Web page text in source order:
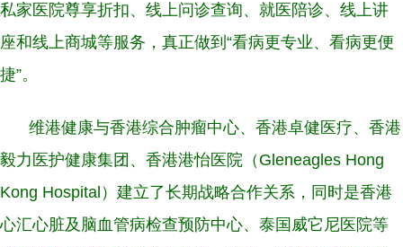
私家医院尊享折扣、线上问诊查询、就医陪诊、线上讲
座和线上商城等服务，真正做到“看病更专业、看病更便
捷”。
维港健康与香港综合肿瘤中心、香港卓健医疗、香港
毅力医护健康集团、香港港怡医院（ Gleneagles Hong
Kong Hospital ）建立了长期战略合作关系，同时是香港
心汇心脏及脑血管病检查预防中心、泰国威它尼医院等